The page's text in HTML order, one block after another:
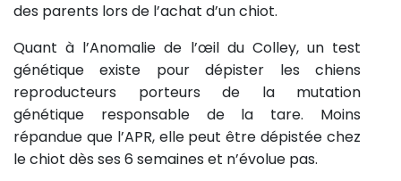
des parents lors de l’achat d’un chiot.
Quant à l’Anomalie de l’œil du Colley, un test
génétique existe pour dépister les chiens
reproducteurs porteurs de la mutation
génétique responsable de la tare. Moins
répandue que l’APR, elle peut être dépistée chez
le chiot dès ses 6 semaines et n’évolue pas.